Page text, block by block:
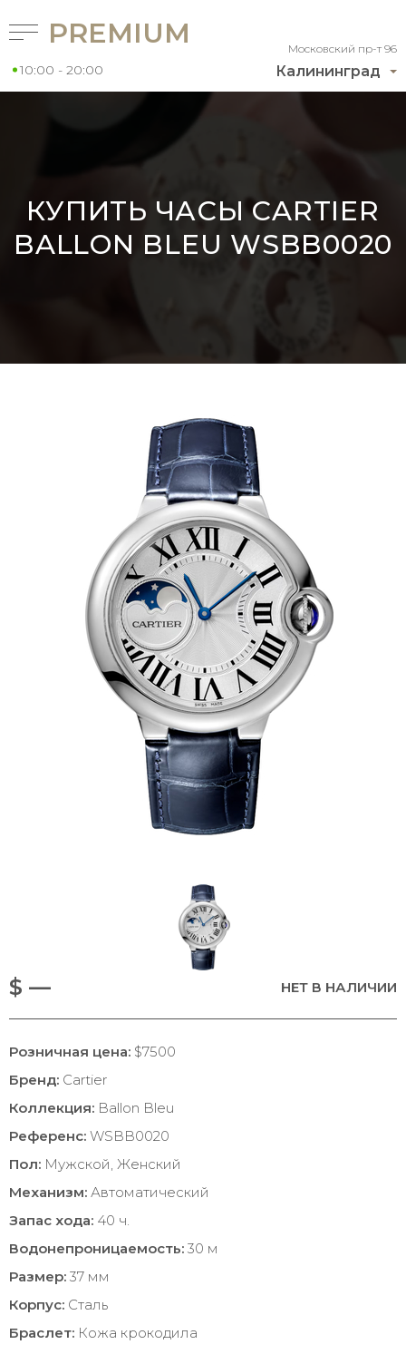
Калининград
Московский пр-т 96
PREMIUM
10:00 - 20:00
КУПИТЬ ЧАСЫ CARTIER
BALLON BLEU WSBB0020
$ — НЕТ В НАЛИЧИИ
Розничная цена: $7500
Бренд: Cartier
Коллекция: Ballon Bleu
Референс: WSBB0020
Пол: Мужской, Женский
Механизм: Автоматический
Запас хода: 40 ч.
Водонепроницаемость: 30 м
Размер: 37 мм
Корпус: Сталь
Браслет: Кожа крокодила